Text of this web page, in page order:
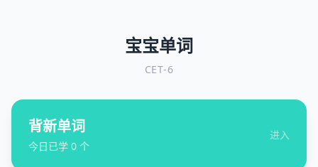
宝宝单词
CET-6
背新单词
今日已学 0 个
进入